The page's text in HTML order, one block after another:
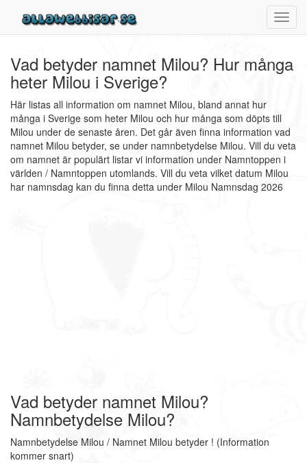
Vad betyder namnet Milou? Hur många
heter Milou i Sverige?
Här listas all information om namnet Milou, bland annat hur
många i Sverige som heter Milou och hur många som döpts till
Milou under de senaste åren. Det går även finna information vad
namnet Milou betyder, se under namnbetydelse Milou. Vill du veta
om namnet är populärt listar vi information under Namntoppen i
världen / Namntoppen utomlands. Vill du veta vilket datum Milou
har namnsdag kan du finna detta under Milou Namnsdag 2026
Vad betyder namnet Milou?
Namnbetydelse Milou?
Namnbetydelse Milou / Namnet Milou betyder ! (Information
kommer snart)